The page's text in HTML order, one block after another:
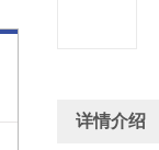
详情介绍